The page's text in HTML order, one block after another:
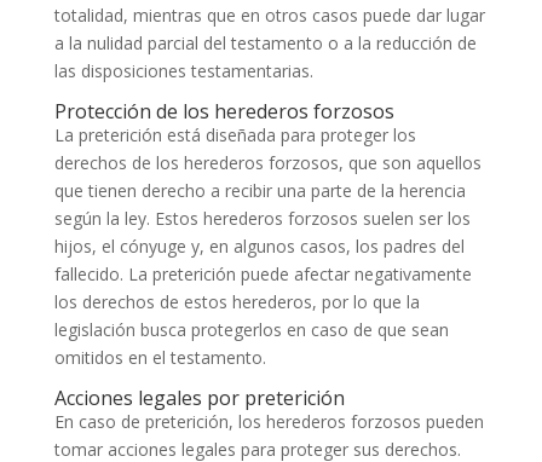
totalidad, mientras que en otros casos puede dar lugar
a la nulidad parcial del testamento o a la reducción de
las disposiciones testamentarias.
Protección de los herederos forzosos
La preterición está diseñada para proteger los
derechos de los herederos forzosos, que son aquellos
que tienen derecho a recibir una parte de la herencia
según la ley. Estos herederos forzosos suelen ser los
hijos, el cónyuge y, en algunos casos, los padres del
fallecido. La preterición puede afectar negativamente
los derechos de estos herederos, por lo que la
legislación busca protegerlos en caso de que sean
omitidos en el testamento.
Acciones legales por preterición
En caso de preterición, los herederos forzosos pueden
tomar acciones legales para proteger sus derechos.